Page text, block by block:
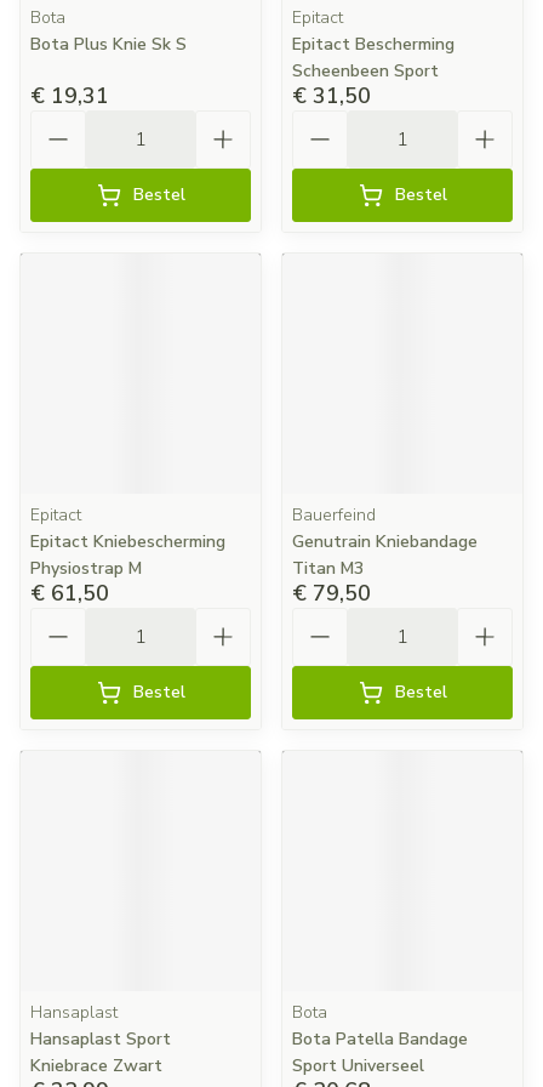
Bota
Bota Plus Knie Sk S
€ 19,31
Bestel
Epitact
Epitact Bescherming
Scheenbeen Sport
€ 31,50
Bestel
Epitact
Epitact Kniebescherming
Physiostrap M
€ 61,50
Bestel
Bauerfeind
Genutrain Kniebandage
Titan M3
€ 79,50
Bestel
Hansaplast
Hansaplast Sport
Kniebrace Zwart
Bota
Bota Patella Bandage
Sport Universeel